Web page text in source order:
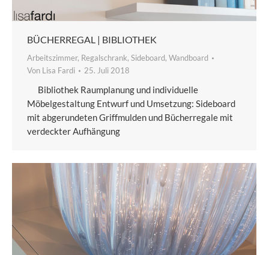
BÜCHERREGAL | BIBLIOTHEK
Arbeitszimmer, Regalschrank, Sideboard, Wandboard
Von Lisa Fardi 25. Juli 2018
Bibliothek Raumplanung und individuelle
Möbelgestaltung Entwurf und Umsetzung: Sideboard
mit abgerundeten Griffmulden und Bücherregale mit
verdeckter Aufhängung